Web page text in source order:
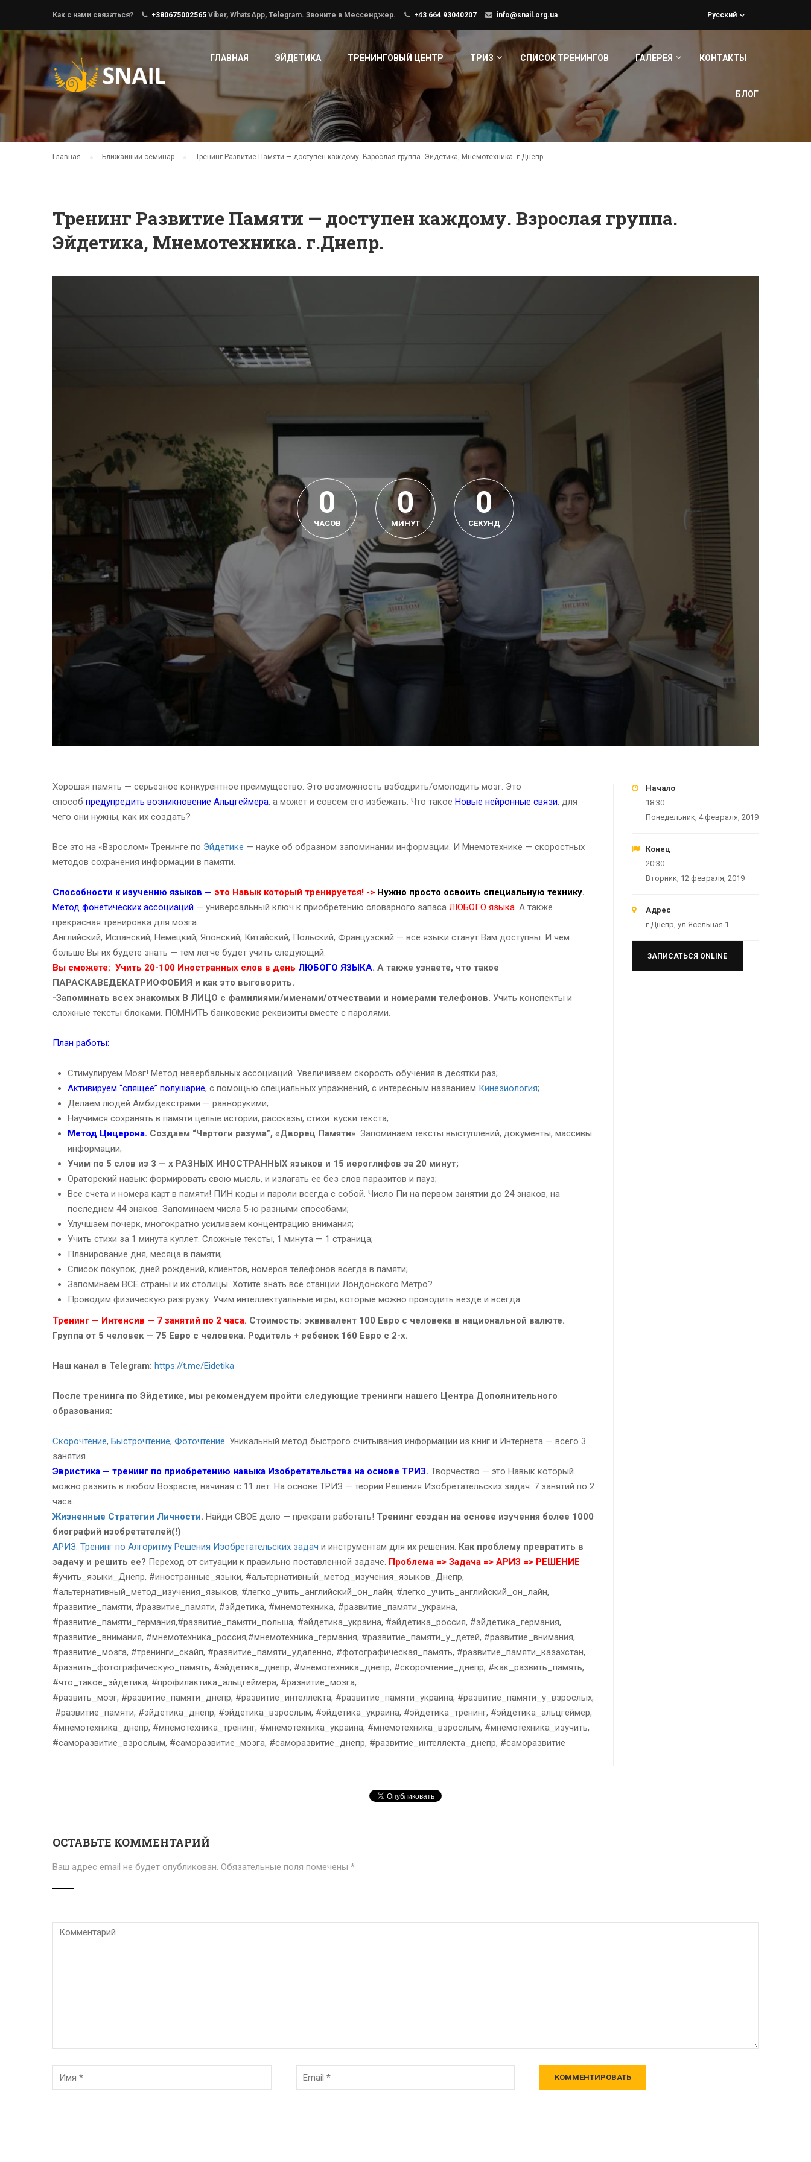
Как с нами связаться? +380675002565 Viber, WhatsApp, Telegram. Звоните в Мессенджер. +43 664 93040207 info@snail.org.ua Русский
ГЛАВНАЯ ЭЙДЕТИКА ТРЕНИНГОВЫЙ ЦЕНТР ТРИЗ СПИСОК ТРЕНИНГОВ ГАЛЕРЕЯ КОНТАКТЫ
БЛОГ
Главная Ближайший семинар Тренинг Развитие Памяти — доступен каждому. Взрослая группа. Эйдетика, Мнемотехника. г.Днепр.
Тренинг Развитие Памяти — доступен каждому. Взрослая группа.
Эйдетика, Мнемотехника. г.Днепр.
0
ЧАСОВ
0
МИНУТ
0
СЕКУНД
Хорошая память — серьезное конкурентное преимущество. Это возможность взбодрить/омолодить мозг. Это
способ предупредить возникновение Альцгеймера, а может и совсем его избежать. Что такое Новые нейронные связи, для
чего они нужны, как их создать?
Все это на «Взрослом» Тренинге по Эйдетике — науке об образном запоминании информации. И Мнемотехнике — скоростных
методов сохранения информации в памяти.
Способности к изучению языков — это Навык который тренируется! -> Нужно просто освоить специальную технику.
Метод фонетических ассоциаций — универсальный ключ к приобретению словарного запаса ЛЮБОГО языка. А также
прекрасная тренировка для мозга.
Английский, Испанский, Немецкий, Японский, Китайский, Польский, Французский — все языки станут Вам доступны. И чем
больше Вы их будете знать — тем легче будет учить следующий.
Вы сможете: Учить 20-100 Иностранных слов в день ЛЮБОГО ЯЗЫКА. А также узнаете, что такое
ПАРАСКАВЕДЕКАТРИОФОБИЯ и как это выговорить.
-Запоминать всех знакомых В ЛИЦО с фамилиями/именами/отчествами и номерами телефонов. Учить конспекты и
сложные тексты блоками. ПОМНИТЬ банковские реквизиты вместе с паролями.
План работы:
Стимулируем Мозг! Метод невербальных ассоциаций. Увеличиваем скорость обучения в десятки раз;
Активируем “спящее” полушарие, с помощью специальных упражнений, с интересным названием Кинезиология;
Делаем людей Амбидекстрами — равнорукими;
Научимся сохранять в памяти целые истории, рассказы, стихи. куски текста;
Метод Цицерона. Создаем “Чертоги разума”, «Дворец Памяти». Запоминаем тексты выступлений, документы, массивы
информации;
Учим по 5 слов из 3 — х РАЗНЫХ ИНОСТРАННЫХ языков и 15 иероглифов за 20 минут;
Ораторский навык: формировать свою мысль, и излагать ее без слов паразитов и пауз;
Все счета и номера карт в памяти! ПИН коды и пароли всегда с собой. Число Пи на первом занятии до 24 знаков, на
последнем 44 знаков. Запоминаем числа 5-ю разными способами;
Улучшаем почерк, многократно усиливаем концентрацию внимания;
Учить стихи за 1 минута куплет. Сложные тексты, 1 минута — 1 страница;
Планирование дня, месяца в памяти;
Список покупок, дней рождений, клиентов, номеров телефонов всегда в памяти;
Запоминаем ВСЕ страны и их столицы. Хотите знать все станции Лондонского Метро?
Проводим физическую разгрузку. Учим интеллектуальные игры, которые можно проводить везде и всегда.
Тренинг — Интенсив — 7 занятий по 2 часа. Стоимость: эквивалент 100 Евро с человека в национальной валюте.
Группа от 5 человек — 75 Евро с человека. Родитель + ребенок 160 Евро с 2-х.
Наш канал в Telegram: https://t.me/Eidetika
После тренинга по Эйдетике, мы рекомендуем пройти следующие тренинги нашего Центра Дополнительного
образования:
Скорочтение, Быстрочтение, Фоточтение. Уникальный метод быстрого считывания информации из книг и Интернета — всего 3
занятия.
Эвристика — тренинг по приобретению навыка Изобретательства на основе ТРИЗ. Творчество — это Навык который
можно развить в любом Возрасте, начиная с 11 лет. На основе ТРИЗ — теории Решения Изобретательских задач. 7 занятий по 2
часа.
Жизненные Стратегии Личности. Найди СВОЕ дело — прекрати работать! Тренинг создан на основе изучения более 1000
биографий изобретателей(!)
АРИЗ. Тренинг по Алгоритму Решения Изобретательских задач и инструментам для их решения. Как проблему превратить в
задачу и решить ее? Переход от ситуации к правильно поставленной задаче. Проблема => Задача => АРИЗ => РЕШЕНИЕ
#учить_языки_Днепр, #иностранные_языки, #альтернативный_метод_изучения_языков_Днепр,
#альтернативный_метод_изучения_языков, #легко_учить_английский_он_лайн, #легко_учить_английский_он_лайн,
#развитие_памяти, #развитие_памяти, #эйдетика, #мнемотехника, #развитие_памяти_украина,
#развитие_памяти_германия,#развитие_памяти_польша, #эйдетика_украина, #эйдетика_россия, #эйдетика_германия,
#развитие_внимания, #мнемотехника_россия,#мнемотехника_германия, #развитие_памяти_у_детей, #развитие_внимания,
#развитие_мозга, #тренинги_скайп, #развитие_памяти_удаленно, #фотографическая_память, #развитие_памяти_казахстан,
#развить_фотографическую_память, #эйдетика_днепр, #мнемотехника_днепр, #скорочтение_днепр, #как_развить_память,
#что_такое_эйдетика, #профилактика_альцгеймера, #развитие_мозга,
#развить_мозг, #развитие_памяти_днепр, #развитие_интеллекта, #развитие_памяти_украина, #развитие_памяти_у_взрослых,
#развитие_памяти, #эйдетика_днепр, #эйдетика_взрослым, #эйдетика_украина, #эйдетика_тренинг, #эйдетика_альцгеймер,
#мнемотехника_днепр, #мнемотехника_тренинг, #мнемотехника_украина, #мнемотехника_взрослым, #мнемотехника_изучить,
#саморазвитие_взрослым, #саморазвитие_мозга, #саморазвитие_днепр, #развитие_интеллекта_днепр, #саморазвитие
Начало
18:30
Понедельник, 4 февраля, 2019
Конец
20:30
Вторник, 12 февраля, 2019
Адрес
г.Днепр, ул.Ясельная 1
ЗАПИСАТЬСЯ ONLINE
ОСТАВЬТЕ КОММЕНТАРИЙ
Ваш адрес email не будет опубликован. Обязательные поля помечены *